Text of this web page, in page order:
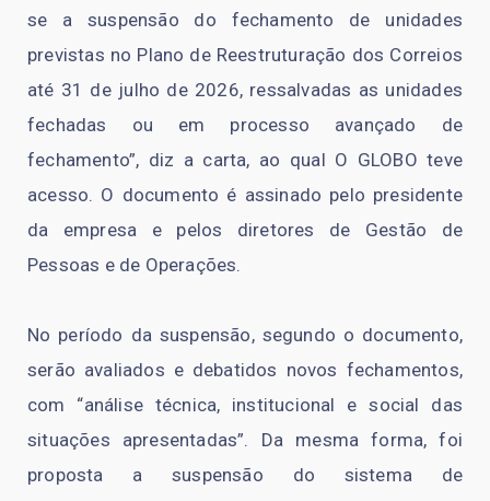
se a suspensão do fechamento de unidades
previstas no Plano de Reestruturação dos Correios
até 31 de julho de 2026, ressalvadas as unidades
fechadas ou em processo avançado de
fechamento”, diz a carta, ao qual O GLOBO teve
acesso. O documento é assinado pelo presidente
da empresa e pelos diretores de Gestão de
Pessoas e de Operações.
No período da suspensão, segundo o documento,
serão avaliados e debatidos novos fechamentos,
com “análise técnica, institucional e social das
situações apresentadas”. Da mesma forma, foi
proposta a suspensão do sistema de